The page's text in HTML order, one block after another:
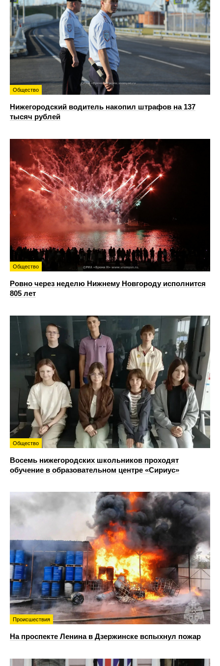
Общество
Нижегородский водитель накопил штрафов на 137
тысяч рублей
Общество
Ровно через неделю Нижнему Новгороду исполнится
805 лет
Общество
Восемь нижегородских школьников проходят
обучение в образовательном центре «Сириус»
Происшествия
На проспекте Ленина в Дзержинске вспыхнул пожар